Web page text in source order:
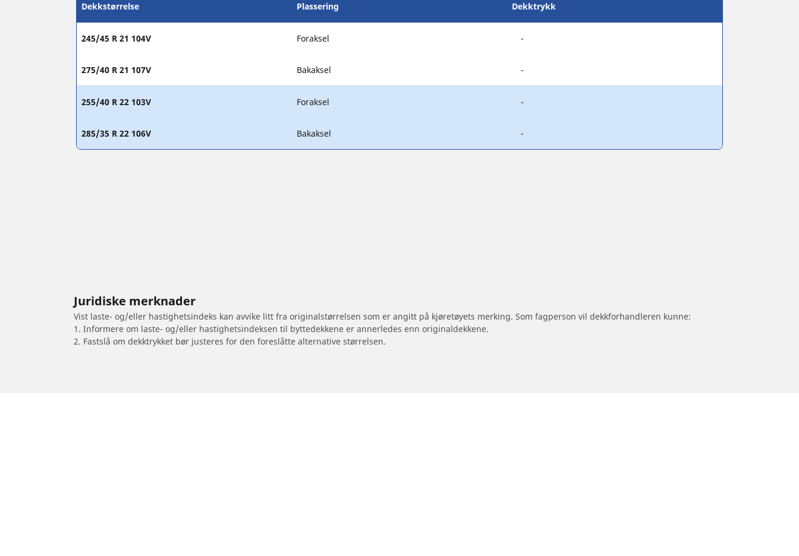
Dekkstørrelse Plassering Dekktrykk
245/45 R 21 104V Foraksel -
275/40 R 21 107V Bakaksel -
255/40 R 22 103V Foraksel -
285/35 R 22 106V Bakaksel -
Juridiske merknader
Vist laste- og/eller hastighetsindeks kan avvike litt fra originalstørrelsen som er angitt på kjøretøyets merking. Som fagperson vil dekkforhandleren kunne:
1. Informere om laste- og/eller hastighetsindeksen til byttedekkene er annerledes enn originaldekkene.
2. Fastslå om dekktrykket bør justeres for den foreslåtte alternative størrelsen.